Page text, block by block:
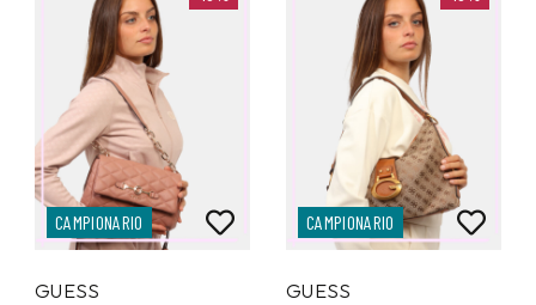
CAMPIONARIO
GUESS
CAMPIONARIO
GUESS